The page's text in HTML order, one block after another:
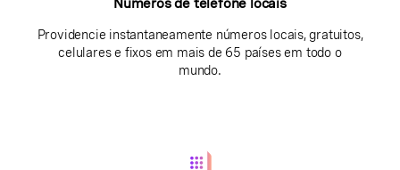
Números de telefone locais
Providencie instantaneamente números locais, gratuitos,
celulares e fixos em mais de 65 países em todo o
mundo.